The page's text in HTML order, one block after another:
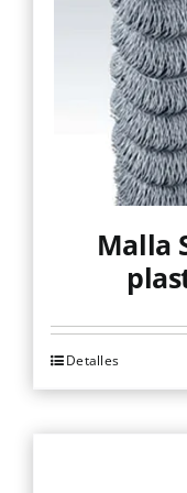
pueden
producto
Malla
Este
producto
tiene
Detalles